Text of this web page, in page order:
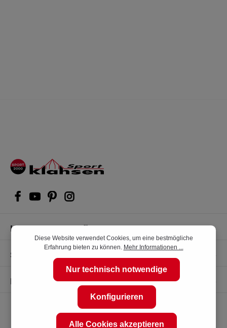
Kompetente Kaufberatung
Shop Service
Informationen
Diese Website verwendet Cookies, um eine bestmögliche
Erfahrung bieten zu können. Mehr Informationen ...
Nur technisch notwendige
Konfigurieren
Alle Cookies akzeptieren